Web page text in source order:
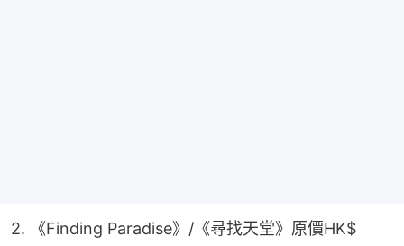
2. 《Finding Paradise》/《尋找天堂》原價HK$